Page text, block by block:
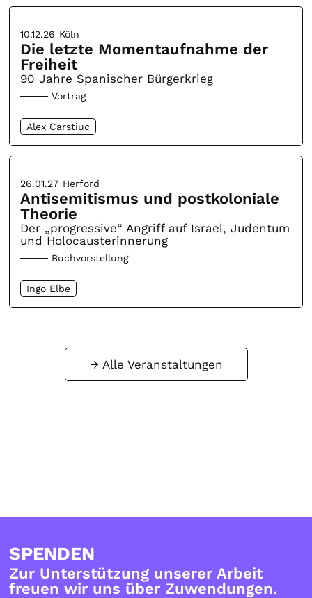
10.12.26 Köln
Die letzte Momentaufnahme der
Freiheit
90 Jahre Spanischer Bürgerkrieg
Vortrag
Alex Carstiuc
26.01.27 Herford
Antisemitismus und postkoloniale
Theorie
Der „progressive“ Angriff auf Israel, Judentum
und Holocausterinnerung
Buchvorstellung
Ingo Elbe
Alle Veranstaltungen
SPENDEN
Zur Unterstützung unserer Arbeit
freuen wir uns über Zuwendungen.